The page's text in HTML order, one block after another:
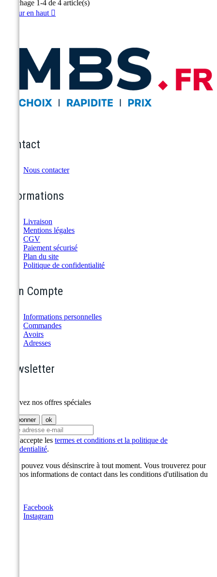
Affichage 1-4 de 4 article(s)
Retour en haut 
Contact
Nous contacter
Informations
Livraison
Mentions légales
CGV
Paiement sécurisé
Plan du site
Politique de confidentialité
Mon Compte
Informations personnelles
Commandes
Avoirs
Adresses
Newsletter
Recevez nos offres spéciales
J'accepte les termes et conditions et la politique de
confidentialité.
Vous pouvez vous désinscrire à tout moment. Vous trouverez pour
cela nos informations de contact dans les conditions d'utilisation du
Facebook
Instagram